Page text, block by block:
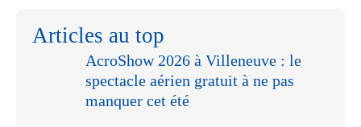
Articles au top
AcroShow 2026 à Villeneuve : le
spectacle aérien gratuit à ne pas
manquer cet été